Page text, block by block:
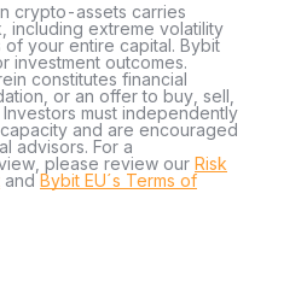
crypto-assets carries
including extreme volatility
your entire capital. Bybit
investment outcomes.
constitutes financial
or an offer to buy, sell,
must independently
and are encouraged
advisors. For a
please review our Risk
andBybit EU´s Terms of